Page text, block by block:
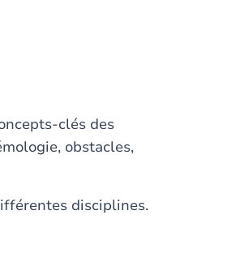
clés des
obstacles,
disciplines.